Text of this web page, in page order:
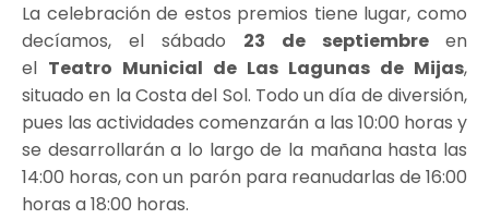
La celebración de estos premios tiene lugar, como
decíamos, el sábado 23 de septiembre en
el Teatro Municial de Las Lagunas de Mijas,
situado en la Costa del Sol. Todo un día de diversión,
pues las actividades comenzarán a las 10:00 horas y
se desarrollarán a lo largo de la mañana hasta las
14:00 horas, con un parón para reanudarlas de 16:00
horas a 18:00 horas.